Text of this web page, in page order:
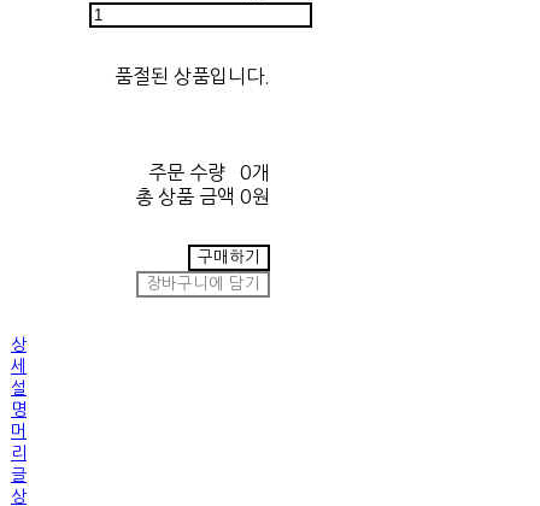
품절된 상품입니다.
주문 수량
0개
총 상품 금액 0원
구매하기
장바구니에 담기
상
세
설
명
머
리
글
상